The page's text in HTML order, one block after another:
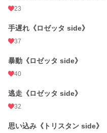
23
手遅れ《ロゼッタ side》
37
暴動《ロゼッタ side》
40
逃走《ロゼッタ side》
32
思い込み《トリスタン side》